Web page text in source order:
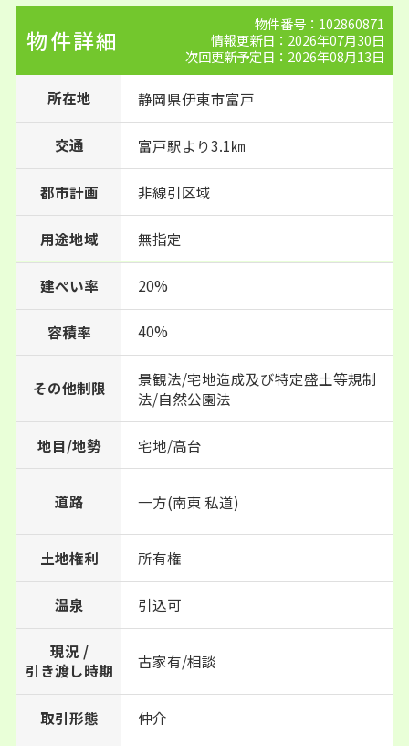
物件詳細
物件番号：102860871
情報更新日：2026年07月30日
次回更新予定日：2026年08月13日
所在地 静岡県伊東市富戸
交通 富戸駅より3.1㎞
都市計画 非線引区域
用途地域 無指定
建ぺい率 20%
容積率 40%
その他制限
景観法/宅地造成及び特定盛土等規制
法/自然公園法
地目/地勢 宅地/高台
道路 一方(南東 私道)
土地権利 所有権
温泉 引込可
現況 /
引き渡し時期
古家有/相談
取引形態 仲介